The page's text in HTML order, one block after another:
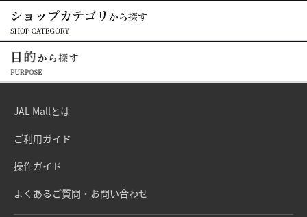
JAL Mallとは
ご利用ガイド
操作ガイド
よくあるご質問・お問い合わせ